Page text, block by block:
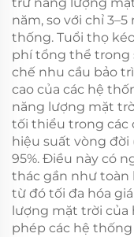
năm, so với chỉ
thống. Tuổi thọ
phí tổng thể trong
chế nhu cầu bảo
cao của các hệ
năng lượng mặt
tối thiểu trong các
hiệu suất vòng
95%. Điều này có
thác gần như toàn
từ đó tối đa hóa
lượng mặt trời của
phép các hệ